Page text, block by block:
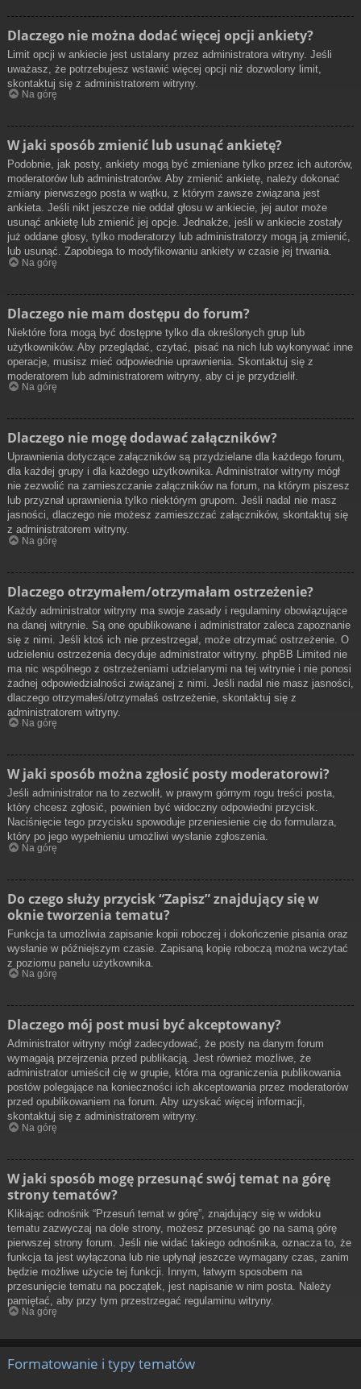
Dlaczego nie można dodać więcej opcji ankiety?
Limit opcji w ankiecie jest ustalany przez administratora witryny. Jeśli
uważasz, że potrzebujesz wstawić więcej opcji niż dozwolony limit,
skontaktuj się z administratorem witryny.
Na górę
W jaki sposób zmienić lub usunąć ankietę?
Podobnie, jak posty, ankiety mogą być zmieniane tylko przez ich autorów,
moderatorów lub administratorów. Aby zmienić ankietę, należy dokonać
zmiany pierwszego posta w wątku, z którym zawsze związana jest
ankieta. Jeśli nikt jeszcze nie oddał głosu w ankiecie, jej autor może
usunąć ankietę lub zmienić jej opcje. Jednakże, jeśli w ankiecie zostały
już oddane głosy, tylko moderatorzy lub administratorzy mogą ją zmienić,
lub usunąć. Zapobiega to modyfikowaniu ankiety w czasie jej trwania.
Na górę
Dlaczego nie mam dostępu do forum?
Niektóre fora mogą być dostępne tylko dla określonych grup lub
użytkowników. Aby przeglądać, czytać, pisać na nich lub wykonywać inne
operacje, musisz mieć odpowiednie uprawnienia. Skontaktuj się z
moderatorem lub administratorem witryny, aby ci je przydzielił.
Na górę
Dlaczego nie mogę dodawać załączników?
Uprawnienia dotyczące załączników są przydzielane dla każdego forum,
dla każdej grupy i dla każdego użytkownika. Administrator witryny mógł
nie zezwolić na zamieszczanie załączników na forum, na którym piszesz
lub przyznał uprawnienia tylko niektórym grupom. Jeśli nadal nie masz
jasności, dlaczego nie możesz zamieszczać załączników, skontaktuj się
z administratorem witryny.
Na górę
Dlaczego otrzymałem/otrzymałam ostrzeżenie?
Każdy administrator witryny ma swoje zasady i regulaminy obowiązujące
na danej witrynie. Są one opublikowane i administrator zaleca zapoznanie
się z nimi. Jeśli ktoś ich nie przestrzegał, może otrzymać ostrzeżenie. O
udzieleniu ostrzeżenia decyduje administrator witryny. phpBB Limited nie
ma nic wspólnego z ostrzeżeniami udzielanymi na tej witrynie i nie ponosi
żadnej odpowiedzialności związanej z nimi. Jeśli nadal nie masz jasności,
dlaczego otrzymałeś/otrzymałaś ostrzeżenie, skontaktuj się z
administratorem witryny.
Na górę
W jaki sposób można zgłosić posty moderatorowi?
Jeśli administrator na to zezwolił, w prawym górnym rogu treści posta,
który chcesz zgłosić, powinien być widoczny odpowiedni przycisk.
Naciśnięcie tego przycisku spowoduje przeniesienie cię do formularza,
który po jego wypełnieniu umożliwi wysłanie zgłoszenia.
Na górę
Do czego służy przycisk “Zapisz” znajdujący się w
oknie tworzenia tematu?
Funkcja ta umożliwia zapisanie kopii roboczej i dokończenie pisania oraz
wysłanie w późniejszym czasie. Zapisaną kopię roboczą można wczytać
z poziomu panelu użytkownika.
Na górę
Dlaczego mój post musi być akceptowany?
Administrator witryny mógł zadecydować, że posty na danym forum
wymagają przejrzenia przed publikacją. Jest również możliwe, że
administrator umieścił cię w grupie, która ma ograniczenia publikowania
postów polegające na konieczności ich akceptowania przez moderatorów
przed opublikowaniem na forum. Aby uzyskać więcej informacji,
skontaktuj się z administratorem witryny.
Na górę
W jaki sposób mogę przesunąć swój temat na górę
strony tematów?
Klikając odnośnik “Przesuń temat w górę”, znajdujący się w widoku
tematu zazwyczaj na dole strony, możesz przesunąć go na samą górę
pierwszej strony forum. Jeśli nie widać takiego odnośnika, oznacza to, że
funkcja ta jest wyłączona lub nie upłynął jeszcze wymagany czas, zanim
będzie możliwe użycie tej funkcji. Innym, łatwym sposobem na
przesunięcie tematu na początek, jest napisanie w nim posta. Należy
pamiętać, aby przy tym przestrzegać regulaminu witryny.
Na górę
Formatowanie i typy tematów